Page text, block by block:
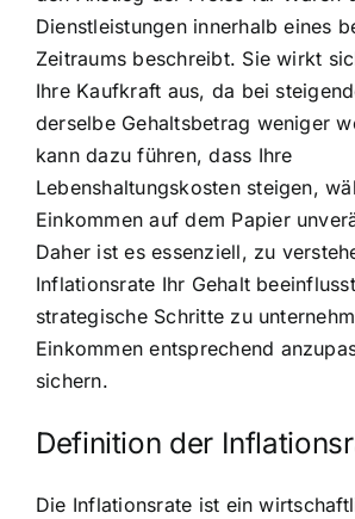
Dienstleistungen innerhalb eines
Zeitraums beschreibt. Sie wirkt
Ihre Kaufkraft aus, da bei
derselbe Gehaltsbetrag weniger
kann dazu führen, dass Ihre
Lebenshaltungskosten steigen,
Einkommen auf dem Papier
Daher ist es essenziell, zu
Inflationsrate Ihr Gehalt
strategische Schritte zu
Einkommen entsprechend
sichern.
Definition der
Die Inflationsrate ist ein